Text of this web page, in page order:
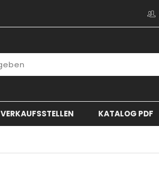
VERKAUFSSTELLEN KATALOG PDF